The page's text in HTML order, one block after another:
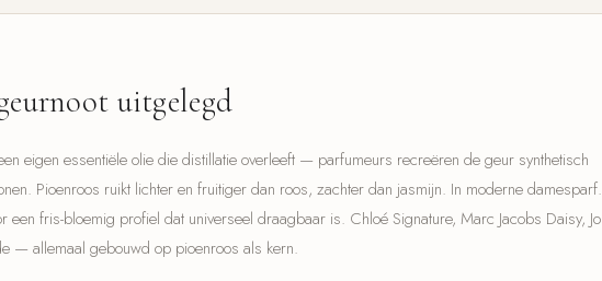
uitgelegd
eigen essentiële olie die distillatie overleeft — parfumeurs recreëren de geur synthetisch
Pioenroos ruikt lichter en fruitiger dan roos, zachter dan jasmijn. In moderne damesparf.
een fris-bloemig profiel dat universeel draagbaar is. Chloé Signature, Marc Jacobs Daisy, Jo
— allemaal gebouwd op pioenroos als kern.